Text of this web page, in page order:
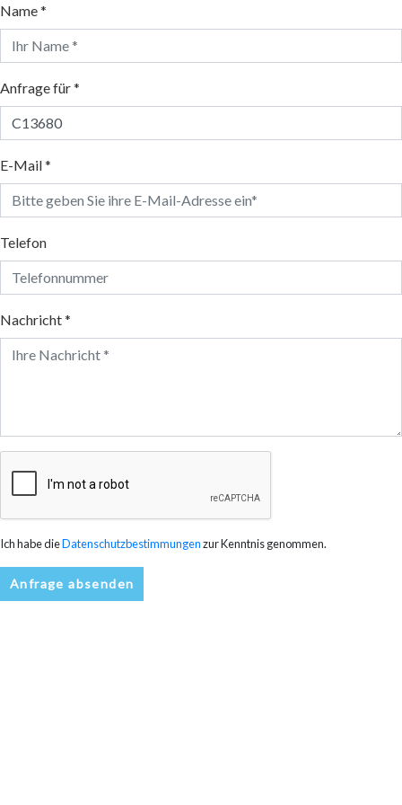
Name *
Anfrage für *
E-Mail *
Telefon
Nachricht *
Ich habe dieDatenschutzbestimmungenzur Kenntnis genommen.